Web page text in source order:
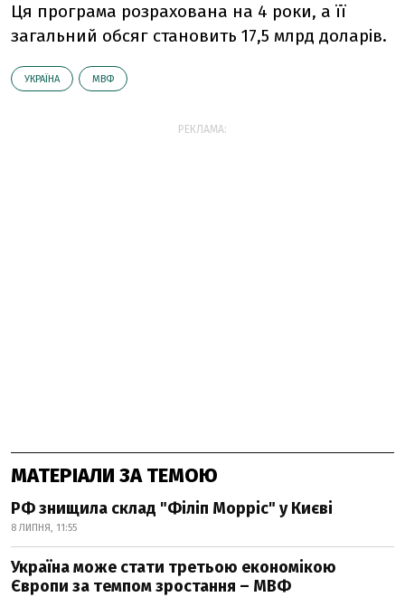
Ця програма розрахована на 4 роки, а її
загальний обсяг становить 17,5 млрд доларів.
УКРАЇНА МВФ
РЕКЛАМА:
МАТЕРІАЛИ ЗА ТЕМОЮ
РФ знищила склад "Філіп Морріс" у Києві
8 ЛИПНЯ, 11:55
Україна може стати третьою економікою
Європи за темпом зростання – МВФ